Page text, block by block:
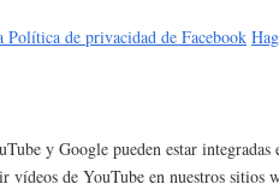
de privacidad de Facebook
y Google pueden estar
vídeos de YouTube en nuestros sitios